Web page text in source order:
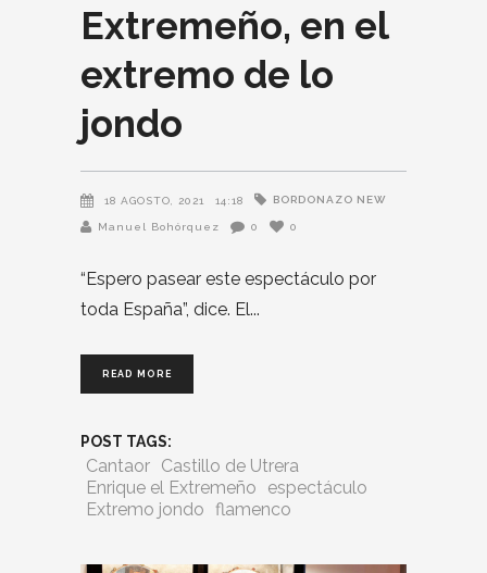
Extremeño, en el
extremo de lo
jondo
18 AGOSTO, 2021 14:18 BORDONAZO NEW
Manuel Bohórquez 0 0
“Espero pasear este espectáculo por
toda España”, dice. El
READ MORE
POST TAGS:
Cantaor Castillo de Utrera
Enrique el Extremeño
espectáculo
Extremo jondo flamenco